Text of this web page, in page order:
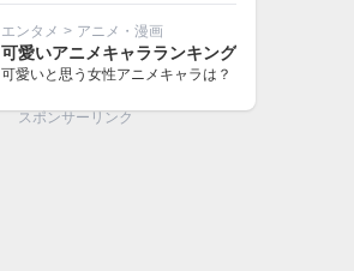
エンタメ > アニメ・漫画
可愛いアニメキャラランキング
可愛いと思う女性アニメキャラは？
スポンサーリンク